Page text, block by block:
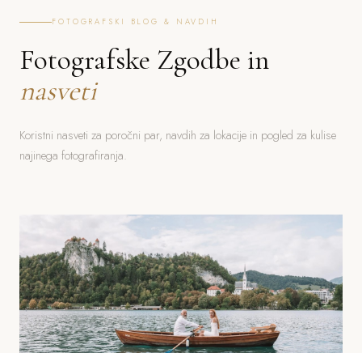
FOTOGRAFSKI BLOG & NAVDIH
Fotografske Zgodbe in
nasveti
Koristni nasveti za poročni par, navdih za lokacije in pogled za kulise
najinega fotografiranja.